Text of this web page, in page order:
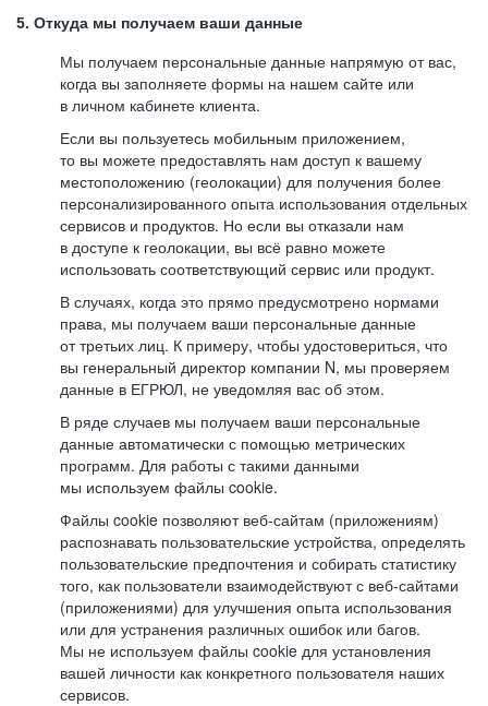
5. Откуда мы получаем ваши данные
Мы получаем персональные данные напрямую от вас,
когда вы заполняете формы на нашем сайте или
в личном кабинете клиента.
Если вы пользуетесь мобильным приложением,
то вы можете предоставлять нам доступ к вашему
местоположению (геолокации) для получения более
персонализированного опыта использования отдельных
сервисов и продуктов. Но если вы отказали нам
в доступе к геолокации, вы всё равно можете
использовать соответствующий сервис или продукт.
В случаях, когда это прямо предусмотрено нормами
права, мы получаем ваши персональные данные
от третьих лиц. К примеру, чтобы удостовериться, что
вы генеральный директор компании N, мы проверяем
данные в ЕГРЮЛ, не уведомляя вас об этом.
В ряде случаев мы получаем ваши персональные
данные автоматически с помощью метрических
программ. Для работы с такими данными
мы используем файлы cookie.
Файлы cookie позволяют веб-сайтам (приложениям)
распознавать пользовательские устройства, определять
пользовательские предпочтения и собирать статистику
того, как пользователи взаимодействуют с веб-сайтами
(приложениями) для улучшения опыта использования
или для устранения различных ошибок или багов.
Мы не используем файлы cookie для установления
вашей личности как конкретного пользователя наших
сервисов.